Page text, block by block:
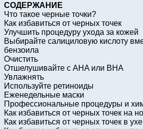
СОДЕРЖАНИЕ
Что такое черные точки?
Как избавиться от черных точек
Улучшить процедуру ухода за кожей
Выбирайте салициловую кислоту
бензоила
Очистить
Отшелушивайте с AHA или BHA
Увлажнять
Используйте ретиноиды
Еженедельные маски
Профессиональные процедуры и
Как избавиться от черных точек на
Как избавиться от черных точек в ухе